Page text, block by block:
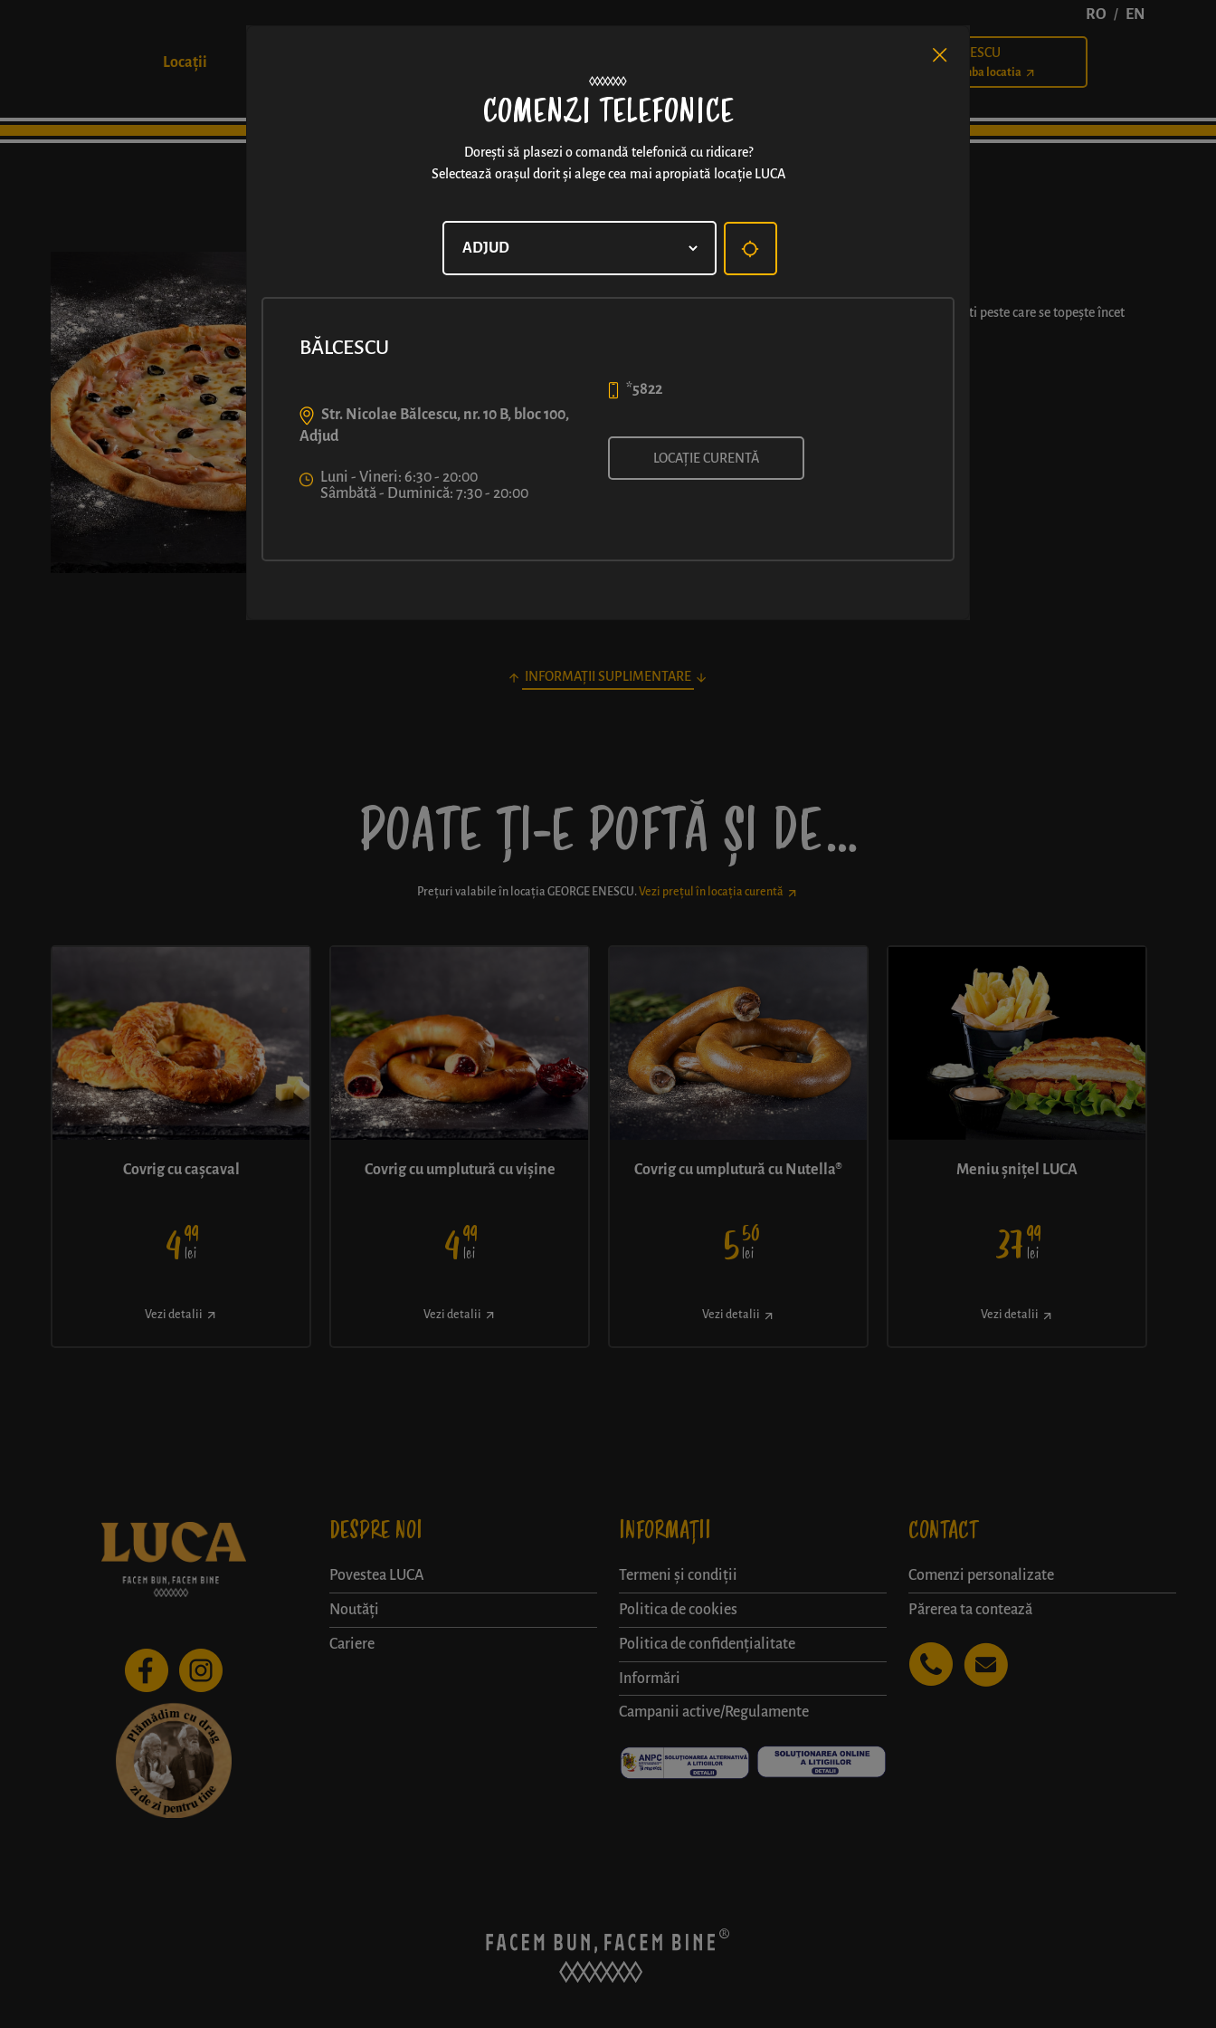
Locații
BĂLCESCU
Schimba locatia
RO / EN
PIZZA CAMPUS
Blat clasic de pizza, sos din pulpă de roșii, șuncă fină și rondele de măsline grecești peste care se topește încet
Alege dimensiunea
30 cm 40 cm
7 lei / felie
INFORMAȚII SUPLIMENTARE
POATE ȚI-E POFTĂ ȘI DE…
Prețuri valabile în locația GEORGE ENESCU. Vezi prețul în locația curentă
Covrig cu cașcaval
499
lei
Vezi detalii
Covrig cu umplutură cu vișine
499
lei
Vezi detalii
Covrig cu umplutură cu Nutella®
550
lei
Vezi detalii
Meniu șnițel LUCA
3799
lei
Vezi detalii
DESPRE NOI
Povestea LUCA
Noutăți
Cariere
INFORMAȚII
Termeni și condiții
Politica de cookies
Politica de confidențialitate
Informări
Campanii active/Regulamente
CONTACT
Comenzi personalizate
Părerea ta contează
COMENZI TELEFONICE
Dorești să plasezi o comandă telefonică cu ridicare?
Selectează orașul dorit și alege cea mai apropiată locație LUCA
BĂLCESCU
Str. Nicolae Bălcescu, nr. 10 B, bloc 100,
Adjud
Luni - Vineri: 6:30 - 20:00
Sâmbătă - Duminică: 7:30 - 20:00
*5822
LOCAȚIE CURENTĂ